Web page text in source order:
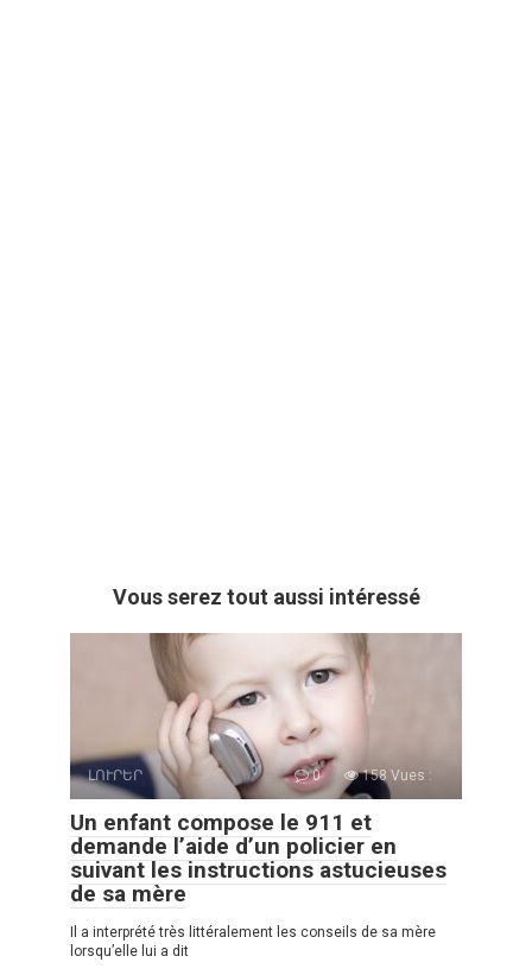
Vous serez tout aussi intéressé
ԼՈՒՐԵՐ 0 158 Vues :
Un enfant compose le 911 et
demande l’aide d’un policier en
suivant les instructions astucieuses
de sa mère
Il a interprété très littéralement les conseils de sa mère
lorsqu’elle lui a dit